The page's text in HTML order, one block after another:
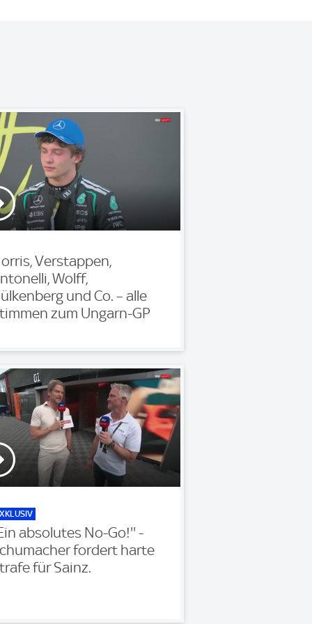
Verstappen,
Wolff,
und Co. – alle
zum Ungarn-GP
absolutes No-Go!'' -
fordert harte
für Sainz.